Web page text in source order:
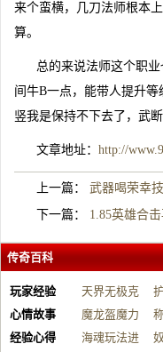
来个蛮横，几刀法师根本
算。
总的来说法师这个职
间牛B一点，能带人提升
竖我是保持不下去了，武
文章地址： http://
上一篇： 武器喝荣幸
下一篇： 1.85英雄合
传奇百科
玩家经验
天界无极克
制…
心情故事
魔龙盔魔力
增…
经验心得
海魂玩法进